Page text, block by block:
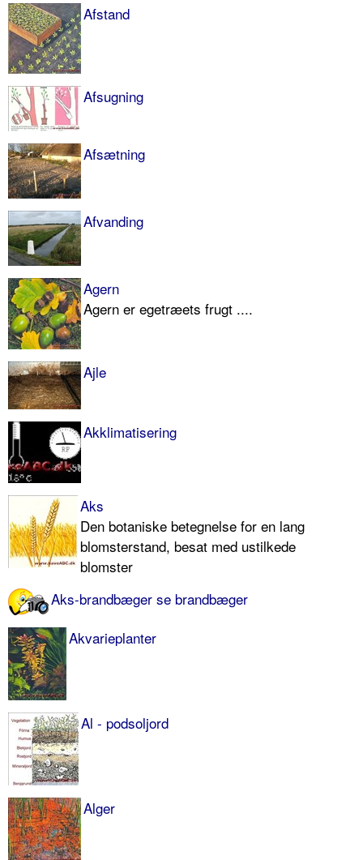
Afstand
Afsugning
Afsætning
Afvanding
Agern
Agern er egetræets frugt ....
Ajle
Akklimatisering
Aks
Den botaniske betegnelse for en lang
blomsterstand, besat med ustilkede
blomster
Aks-brandbæger se brandbæger
Akva­rieplanter
Al - podsol­jord
Alger